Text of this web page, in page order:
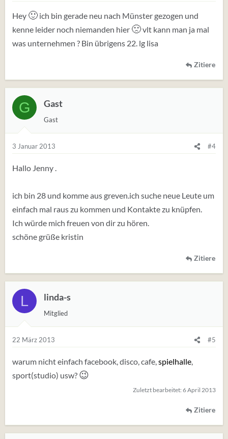
Hey 🙂ich bin gerade neu nach Münster gezogen und
kenne leider noch niemanden hier 🙁vlt kann man ja mal
was unternehmen ? Bin übrigens 22. lg lisa
Zitiere
G Gast
Gast
3 Januar 2013 #4
Hallo Jenny .
ich bin 28 und komme aus greven.ich suche neue Leute um
einfach mal raus zu kommen und Kontakte zu knüpfen.
Ich würde mich freuen von dir zu hören.
schöne grüße kristin
Zitiere
L linda-s
Mitglied
22 März 2013 #5
warum nicht einfach facebook, disco, cafe,spielhalle,
sport(studio) usw? 😉
Zuletzt bearbeitet: 6 April 2013
Zitiere